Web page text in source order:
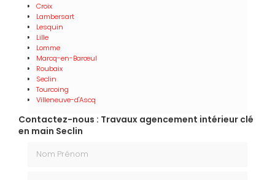
Croix
Lambersart
Lesquin
Lille
Lomme
Marcq-en-Barœul
Roubaix
Seclin
Tourcoing
Villeneuve-d'Ascq
Contactez-nous : Travaux agencement intérieur clé
en main Seclin